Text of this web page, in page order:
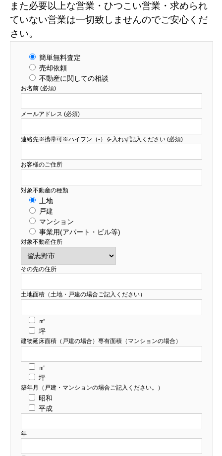
また必要以上な営業・ひつこい営業・求められ
ていない営業は一切致しませんのでご安心くだ
さい。
簡単無料査定
売却依頼
不動産に関しての相談
お名前 (必須)
メールアドレス (必須)
連絡先※携帯可※ハイフン（‐）を入れず記入ください (必須)
お客様のご住所
対象不動産の種類
土地
戸建
マンション
事業用(アパート・ビル等)
対象不動産住所
その先の住所
土地面積（土地・戸建の場合ご記入ください）
㎡
坪
建物延床面積（戸建の場合）専有面積（マンションの場合）
㎡
坪
築年月（戸建・マンションの場合ご記入ください。）
昭和
平成
年